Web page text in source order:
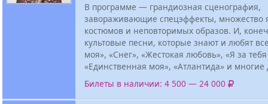
В программе — грандиозная сценография,
завораживающие спецэффекты, множество
костюмов и неповторимых образов. И,
культовые песни, которые знают и любят
моя», «Снег», «Жестокая любовь», «Я за
«Единственная моя», «Атлантида» и многие
Билеты в наличии: 4 500 — 24 000